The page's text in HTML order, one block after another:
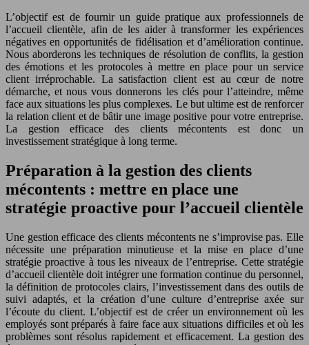
L’objectif est de fournir un guide pratique aux professionnels de
l’accueil clientèle, afin de les aider à transformer les expériences
négatives en opportunités de fidélisation et d’amélioration continue.
Nous aborderons les techniques de résolution de conflits, la gestion
des émotions et les protocoles à mettre en place pour un service
client irréprochable. La satisfaction client est au cœur de notre
démarche, et nous vous donnerons les clés pour l’atteindre, même
face aux situations les plus complexes. Le but ultime est de renforcer
la relation client et de bâtir une image positive pour votre entreprise.
La gestion efficace des clients mécontents est donc un
investissement stratégique à long terme.
Préparation à la gestion des clients
mécontents : mettre en place une
stratégie proactive pour l’accueil clientèle
Une gestion efficace des clients mécontents ne s’improvise pas. Elle
nécessite une préparation minutieuse et la mise en place d’une
stratégie proactive à tous les niveaux de l’entreprise. Cette stratégie
d’accueil clientèle doit intégrer une formation continue du personnel,
la définition de protocoles clairs, l’investissement dans des outils de
suivi adaptés, et la création d’une culture d’entreprise axée sur
l’écoute du client. L’objectif est de créer un environnement où les
employés sont préparés à faire face aux situations difficiles et où les
problèmes sont résolus rapidement et efficacement. La gestion des